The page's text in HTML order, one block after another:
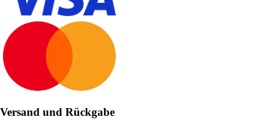
Versand und Rückgabe